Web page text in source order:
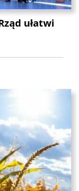
ułatwi